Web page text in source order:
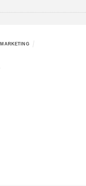
MARKETING